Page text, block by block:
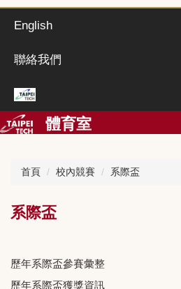
跳
到
要
區
English
聯絡我們
體育室
首頁 校內競賽 系際盃
系際盃
歷年系際盃參賽彙整
歷年系際盃獲獎資訊